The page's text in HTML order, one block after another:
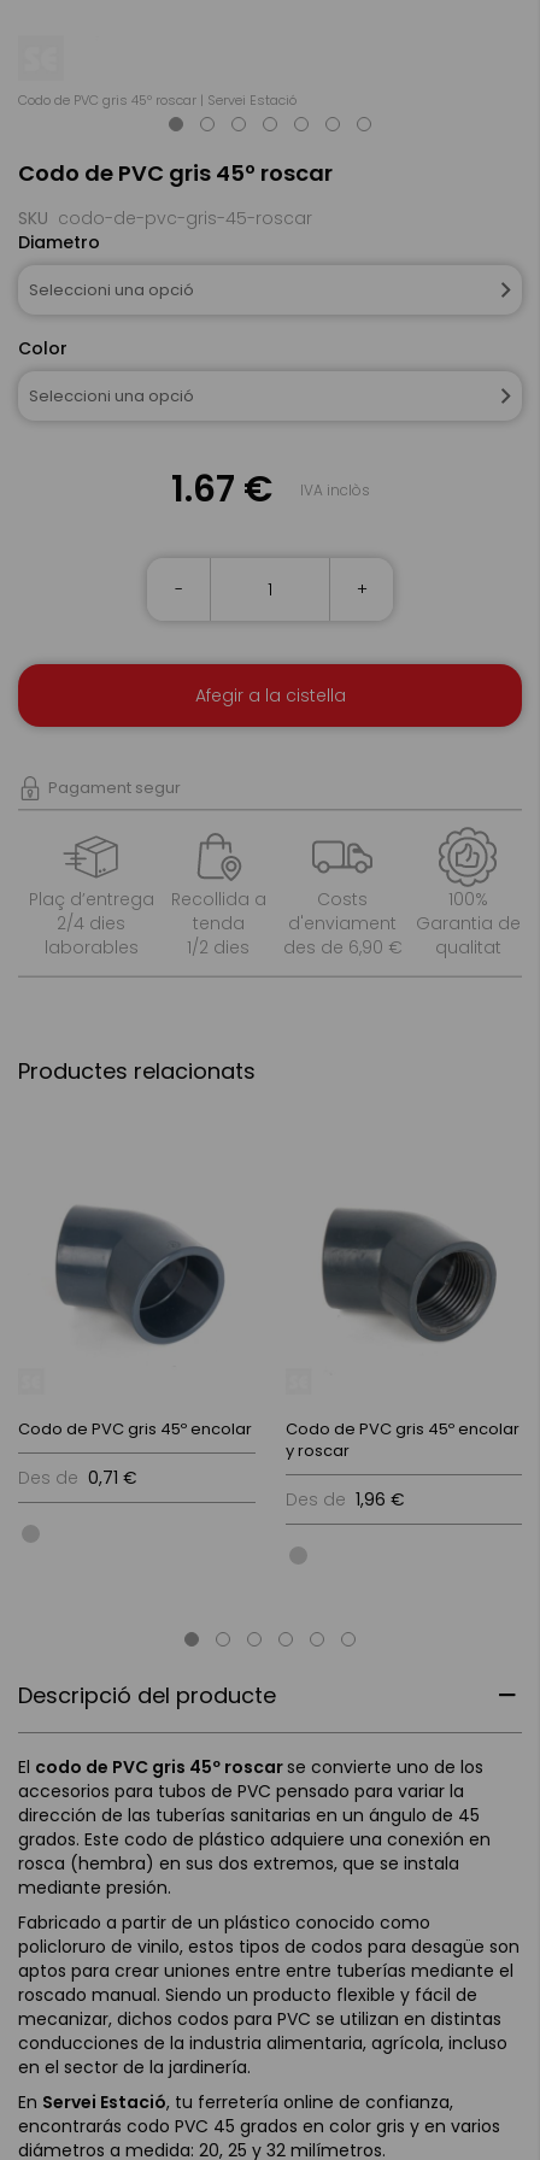
Codo de PVC gris 45º roscar
SKU codo-de-pvc-gris-45-roscar
Diametro
Seleccioni una opció
Color
Seleccioni una opció
1.67 € IVA inclòs
- +
Afegir a la cistella
Pagament segur
Plaç d’entrega
2/4 dies
laborables
Recollida a
tenda
1/2 dies
Costs
d'enviament
des de 6,90 €
100%
Garantia de
qualitat
Codo de PVC gris 45º roscar | Servei Estació
to
beginning
of
images
Descripció del producte
El codo de PVC gris 45º roscarse convierte uno de los
accesorios para tubos de PVC pensado para variar la
dirección de las tuberías sanitarias en un ángulo de 45
grados. Este codo de plástico adquiere una conexión en
rosca (hembra) en sus dos extremos, que se instala
mediante presión.
Fabricado a partir de un plástico conocido como
policloruro de vinilo, estos tipos de codos para desagüe son
aptos para crear uniones entre entre tuberías mediante el
roscado manual. Siendo un producto flexible y fácil de
mecanizar, dichos codos para PVC se utilizan en distintas
conducciones de la industria alimentaria, agrícola, incluso
en el sector de la jardinería.
En Servei Estació, tu ferretería online de confianza,
encontrarás codo PVC 45 grados en color gris y en varios
diámetros a medida: 20, 25 y 32 milímetros.
Productes relacionats
Codo de PVC gris 45º encolar
Des de 0,71 €
Codo de PVC gris 45º encolar
y roscar
Des de 1,96 €